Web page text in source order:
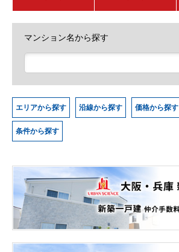
マンション名から探す
エリアから探す 沿線から探す 価格から探す
条件から探す